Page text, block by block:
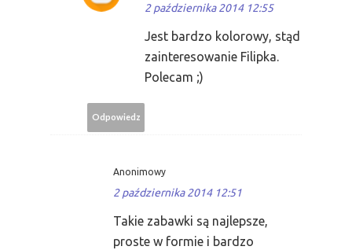
2 października 2014 12:55
Jest bardzo kolorowy, stąd
zainteresowanie Filipka.
Polecam ;)
Odpowiedz
Anonimowy
2 października 2014 12:51
Takie zabawki są najlepsze,
proste w formie i bardzo